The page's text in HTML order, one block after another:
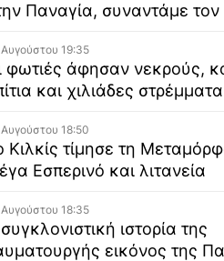
Παναγία, συναντάμε τον
19:35
φωτιές άφησαν νεκρούς,
και χιλιάδες
18:50
Κιλκίς τίμησε τη
Εσπερινό και λιτανεία
18:35
ιστορία της
εικόνος της